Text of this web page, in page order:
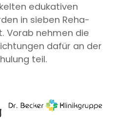
edukativen
in sieben Reha-
Vorab nehmen die
dafür an der
teil.